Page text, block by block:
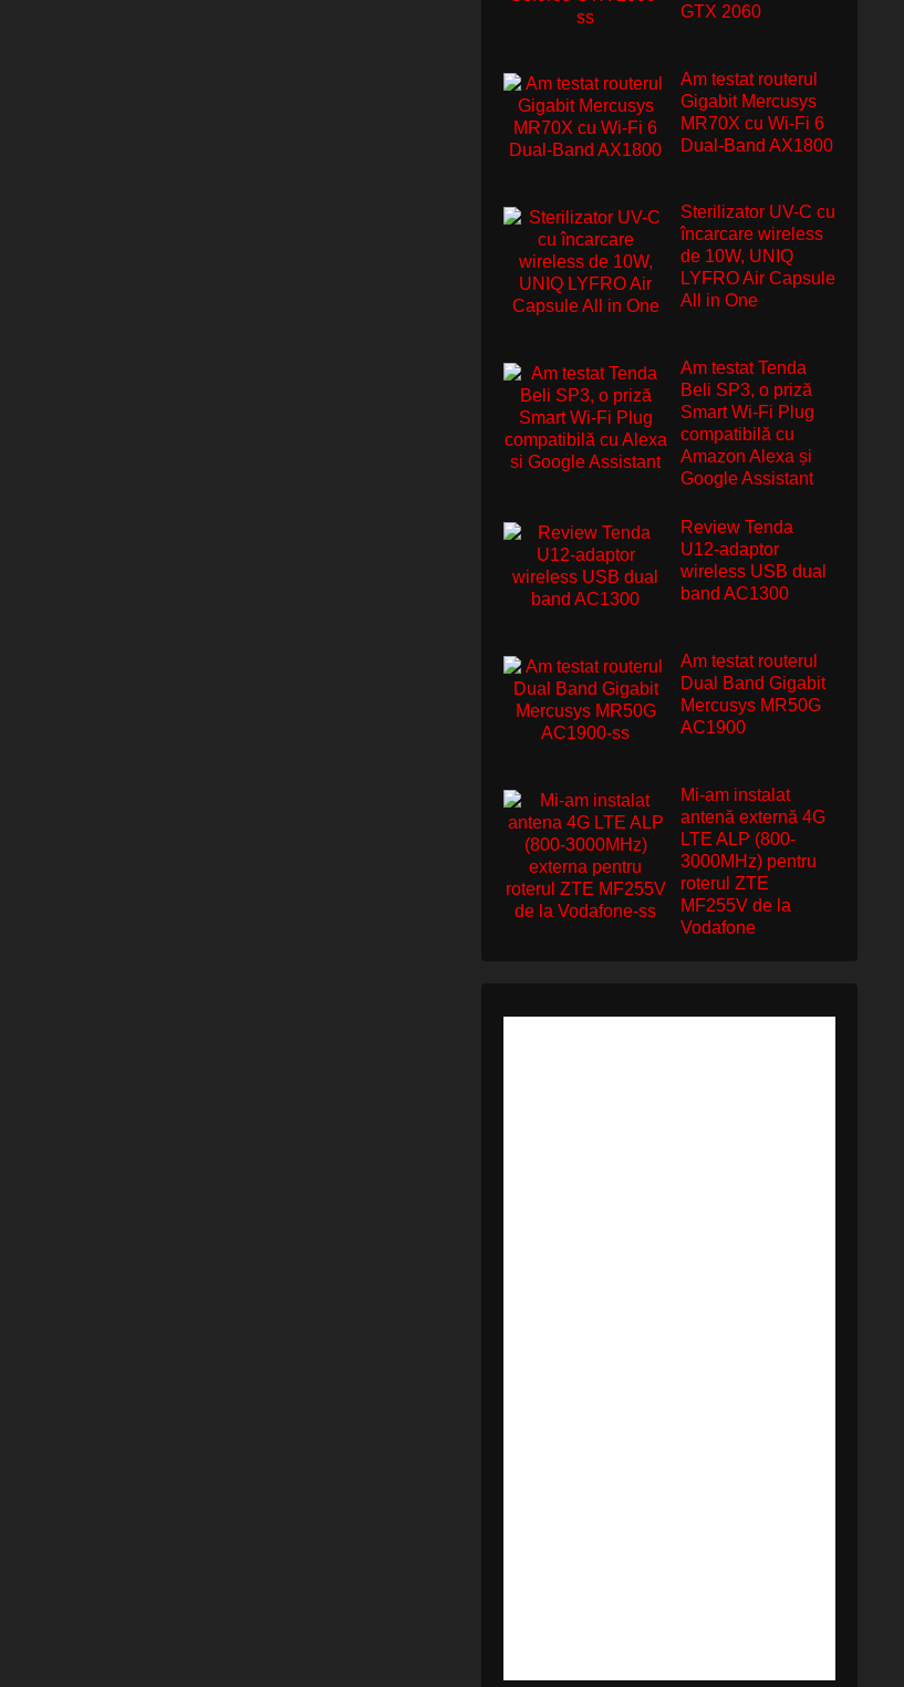
GTX 2060
Am testat routerul
Gigabit Mercusys
MR70X cu Wi-Fi 6
Dual-Band AX1800
Sterilizator UV-C cu
încarcare wireless
de 10W, UNIQ
LYFRO Air Capsule
All in One
Am testat Tenda
Beli SP3, o priză
Smart Wi-Fi Plug
compatibilă cu
Amazon Alexa și
Google Assistant
Review Tenda
U12-adaptor
wireless USB dual
band AC1300
Am testat routerul
Dual Band Gigabit
Mercusys MR50G
AC1900
Mi-am instalat
antenă externă 4G
LTE ALP (800-
3000MHz) pentru
roterul ZTE
MF255V de la
Vodafone